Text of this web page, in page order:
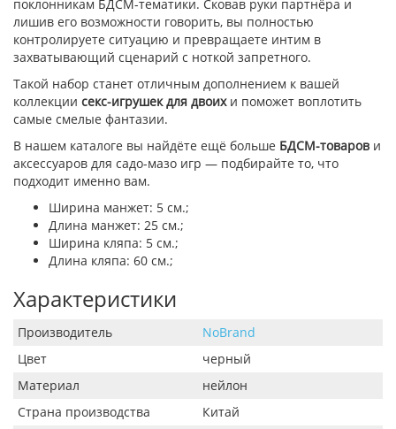
поклонникам БДСМ-тематики. Сковав руки партнёра и
лишив его возможности говорить, вы полностью
контролируете ситуацию и превращаете интим в
захватывающий сценарий с ноткой запретного.
Такой набор станет отличным дополнением к вашей
коллекции секс-игрушек для двоихи поможет воплотить
самые смелые фантазии.
В нашем каталоге вы найдёте ещё больше БДСМ-товаров и
аксессуаров для садо-мазо игр — подбирайте то, что
подходит именно вам.
Ширина манжет: 5 см.;
Длина манжет: 25 см.;
Ширина кляпа: 5 см.;
Длина кляпа: 60 см.;
Характеристики
Производитель
NoBrand
Цвет
черный
Материал
нейлон
Страна производства
Китай